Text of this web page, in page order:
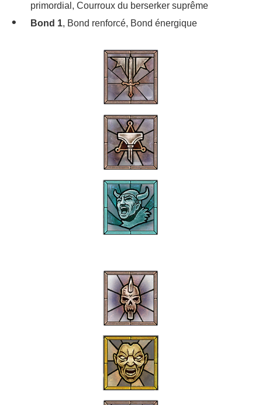
primordial, Courroux du berserker suprême
Bond 1, Bond renforcé, Bond énergique